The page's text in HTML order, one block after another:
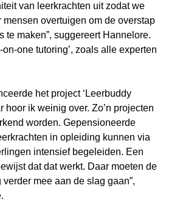
van leerkrachten uit zodat we
overtuigen om de overstap
te maken”, suggereert Hannelore.
on-one tutoring’, zoals alle experten
het project ‘Leerbuddy
hoor ik weinig over. Zo’n projecten
worden. Gepensioneerde
in opleiding kunnen via
intensief begeleiden. Een
dat dat werkt. Daar moeten de
mee aan de slag gaan”,